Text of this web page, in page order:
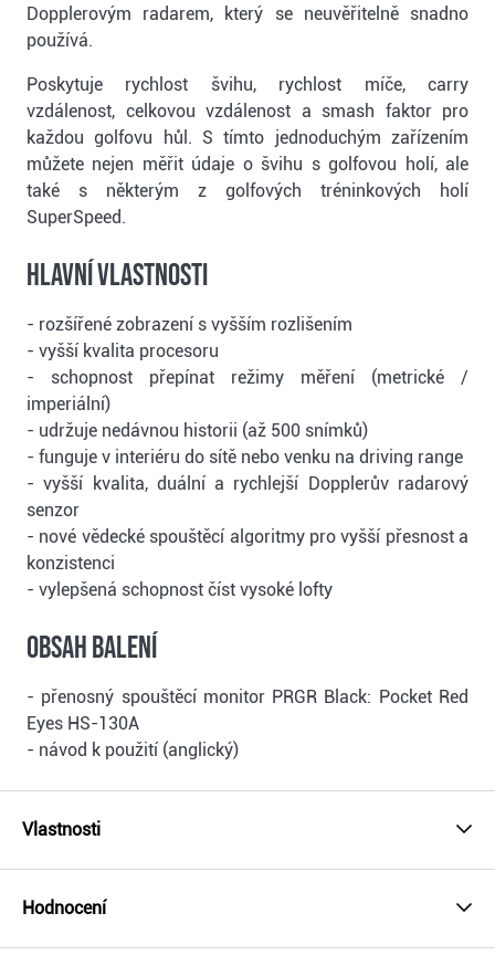
Dopplerovým radarem, který se neuvěřitelně snadno
používá.
Poskytuje rychlost švihu, rychlost míče, carry
vzdálenost, celkovou vzdálenost a smash faktor pro
každou golfovu hůl. S tímto jednoduchým zařízením
můžete nejen měřit údaje o švihu s golfovou holí, ale
také s některým z golfových tréninkových holí
SuperSpeed.
Hlavní vlastnosti
- rozšířené zobrazení s vyšším rozlišením
- vyšší kvalita procesoru
- schopnost přepínat režimy měření (metrické /
imperiální)
- udržuje nedávnou historii (až 500 snímků)
- funguje v interiéru do sítě nebo venku na driving range
- vyšší kvalita, duální a rychlejší Dopplerův radarový
senzor
- nové vědecké spouštěcí algoritmy pro vyšší přesnost a
konzistenci
- vylepšená schopnost číst vysoké lofty
Obsah balení
- přenosný spouštěcí monitor PRGR Black: Pocket Red
Eyes HS-130A
- návod k použití (anglický)
Vlastnosti
Hodnocení